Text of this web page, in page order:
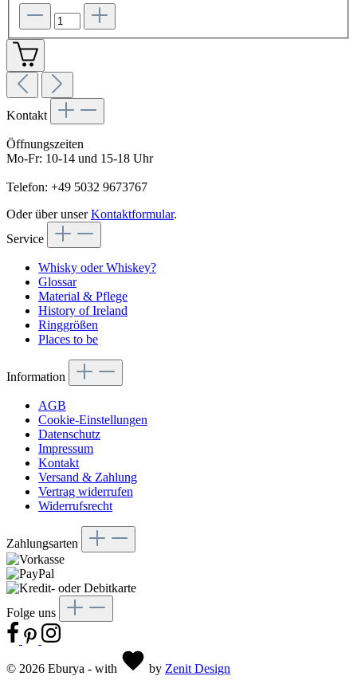
Kontakt
Öffnungszeiten
Mo-Fr: 10-14 und 15-18 Uhr
Telefon: +49 5032 9673767
Oder über unserKontaktformular.
Service
Whisky oder Whiskey?
Glossar
Material & Pflege
History of Ireland
Ringgrößen
Places to be
Information
AGB
Cookie-Einstellungen
Datenschutz
Impressum
Kontakt
Versand & Zahlung
Vertrag widerrufen
Widerrufsrecht
Zahlungsarten
Folge uns
© 2026 Eburya - with by Zenit Design